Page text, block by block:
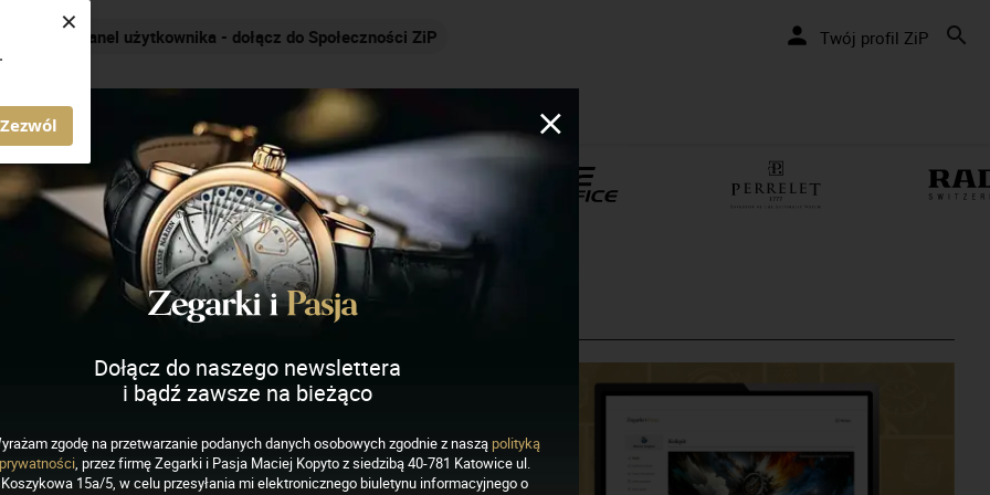
Zezwól
× Nakręcamy pozytywnie... cały czas! Twój profil ZiP
ZEGARKI I PASJA
Constant
Constant -
Dołącz do naszego newslettera
i bądź zawsze na bieżąco
zgodę na przetwarzanie podanych danych osobowych zgodnie z naszą polityką
prywatności, przez firmę Zegarki i Pasja Maciej Kopyto z siedzibą 40-781 Katowice ul.
Koszykowa 15a/5, w celu przesyłania mi elektronicznego biuletynu informacyjnego o